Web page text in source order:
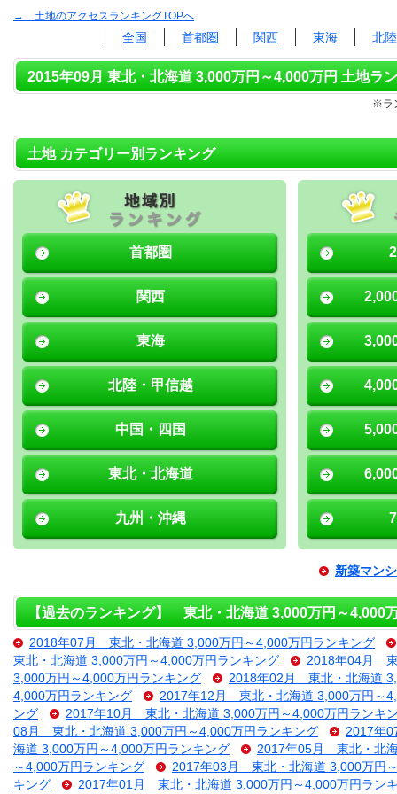
→ 土地のアクセスランキングTOPへ
全国 首都圏 関西 東海 北
2015年09月 東北・北海道 3,000万円～4,000万円 土地ラ
※ラ
土地 カテゴリー別ランキング
首都圏
関西
東海
北陸・甲信越
中国・四国
東北・北海道
九州・沖縄
新築マン
【過去のランキング】 東北・北海道 3,000万円～4,000
2018年07月 東北・北海道 3,000万円～4,000万円ランキング
東北・北海道 3,000万円～4,000万円ランキング
2018年04月 東
3,000万円～4,000万円ランキング
2018年02月 東北・北海道
4,000万円ランキング
2017年12月 東北・北海道 3,000万円～
ング
2017年10月 東北・北海道 3,000万円～4,000万円ランキ
08月 東北・北海道 3,000万円～4,000万円ランキング
2017年
海道 3,000万円～4,000万円ランキング
2017年05月 東北・北
～4,000万円ランキング
2017年03月 東北・北海道 3,000万円
キング
2017年01月 東北・北海道 3,000万円～4,000万円ラン